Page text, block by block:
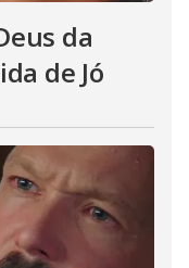
da
de Jó